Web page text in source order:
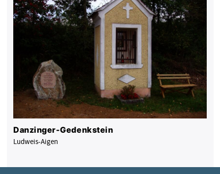
Danzinger-Gedenkstein
Ludweis-Aigen